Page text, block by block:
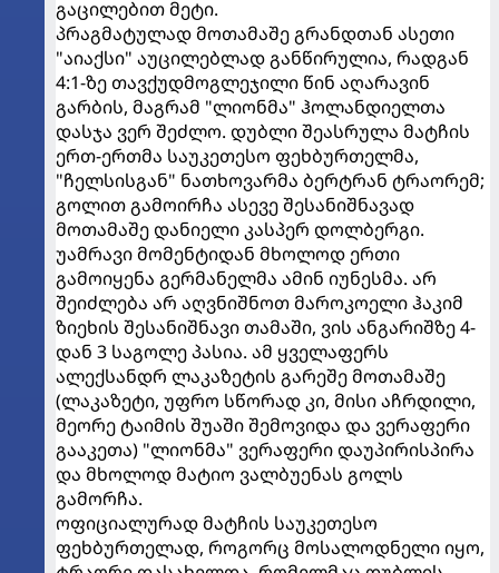
გაცილებით მეტი.
პრაგმატულად მოთამაშე გრანდთან ასეთი
"აიაქსი" აუცილებლად განწირულია, რადგან
4:1-ზე თავქუდმოგლეჯილი წინ აღარავინ
გარბის, მაგრამ "ლიონმა" ჰოლანდიელთა
დასჯა ვერ შეძლო. დუბლი შეასრულა მატჩის
ერთ-ერთმა საუკეთესო ფეხბურთელმა,
"ჩელსისგან" ნათხოვარმა ბერტრან ტრაორემ;
გოლით გამოირჩა ასევე შესანიშნავად
მოთამაშე დანიელი კასპერ დოლბერგი.
უამრავი მომენტიდან მხოლოდ ერთი
გამოიყენა გერმანელმა ამინ იუნესმა. არ
შეიძლება არ აღვნიშნოთ მაროკოელი ჰაკიმ
ზიეხის შესანიშნავი თამაში, ვის ანგარიშზე 4-
დან 3 საგოლე პასია. ამ ყველაფერს
ალექსანდრ ლაკაზეტის გარეშე მოთამაშე
(ლაკაზეტი, უფრო სწორად კი, მისი აჩრდილი,
მეორე ტაიმის შუაში შემოვიდა და ვერაფერი
გააკეთა) "ლიონმა" ვერაფერი დაუპირისპირა
და მხოლოდ მატიო ვალბუენას გოლს
გამორჩა.
ოფიციალურად მატჩის საუკეთესო
ფეხბურთელად, როგორც მოსალოდნელი იყო,